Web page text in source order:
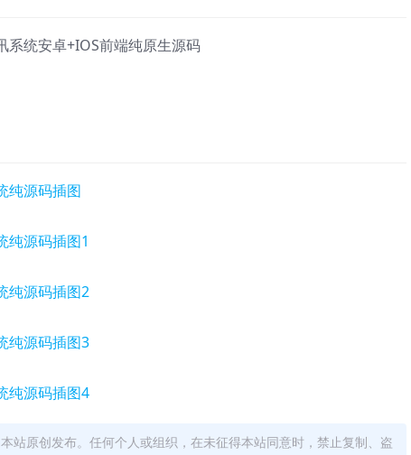
系统安卓+IOS前端纯原生源码
站原创发布。任何个人或组织，在未征得本站同意时，禁止复制、盗